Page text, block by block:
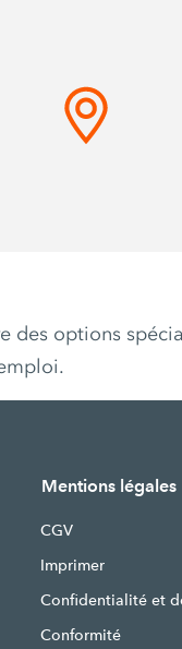
des options
Mentions légales
CGV
Imprimer
Confidentialité et
Conformité